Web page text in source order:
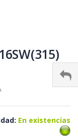
En existencias